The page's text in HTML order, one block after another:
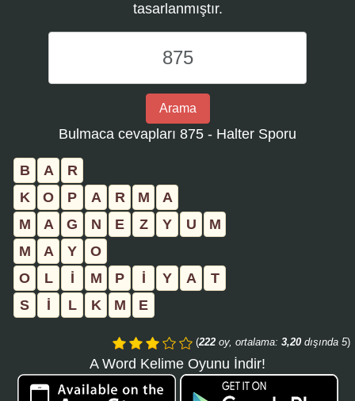
tasarlanmıştır.
Word
Kelime
Oyunu
bulmaca
ve
aramayı
tıklayın:
Arama
Bulmaca cevapları 875 - Halter Sporu
B A
R
K
O P A R M
A
M
A G N E Z Y U
M
M
A Y
O
O
L İ M P İ Y A
T
S
İ L K M E
(222 oy, ortalama: 3,20 dışında 5)
A Word Kelime Oyunu İndir!